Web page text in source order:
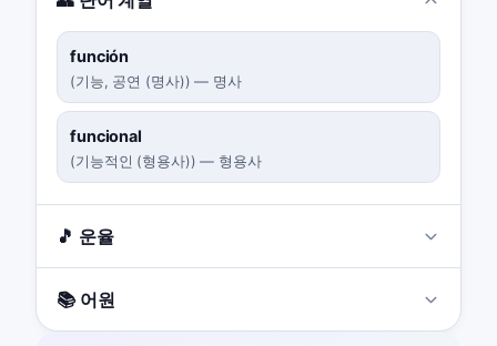
función
(기능, 공연 (명사)) — 명사
funcional
(기능적인 (형용사)) — 형용사
🎵 운율
📚 어원